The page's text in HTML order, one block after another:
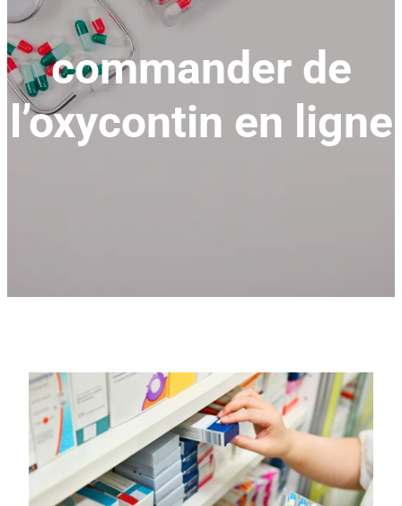
commander de
l’oxycontin en ligne